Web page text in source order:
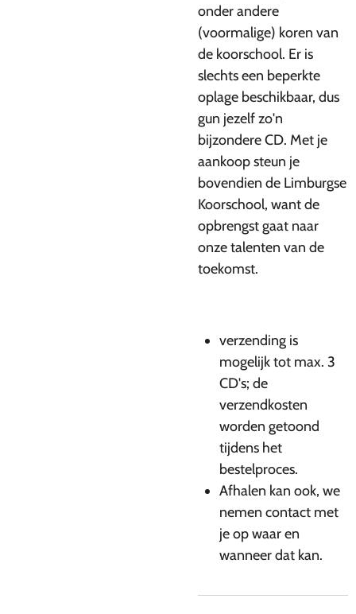
onder andere
(voormalige) koren van
de koorschool. Er is
slechts een beperkte
oplage beschikbaar, dus
gun jezelf zo'n
bijzondere CD. Met je
aankoop steun je
bovendien de Limburgse
Koorschool, want de
opbrengst gaat naar
onze talenten van de
toekomst.
verzending is
mogelijk tot max. 3
CD's; de
verzendkosten
worden getoond
tijdens het
bestelproces.
Afhalen kan ook, we
nemen contact met
je op waar en
wanneer dat kan.